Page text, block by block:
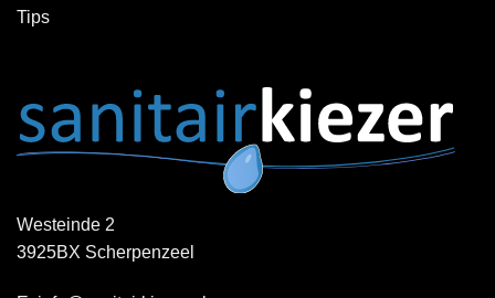
Tips
Westeinde 2
3925BX Scherpenzeel